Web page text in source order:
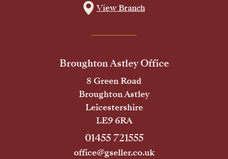
View Branch
Broughton Astley Office
8 Green Road
Broughton Astley
Leicestershire
LE9 6RA
01455 721555
office@gseller.co.uk